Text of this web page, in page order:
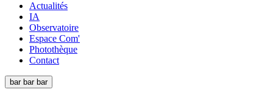
Actualités
IA
Observatoire
Espace Com'
Photothèque
Contact
bar bar bar